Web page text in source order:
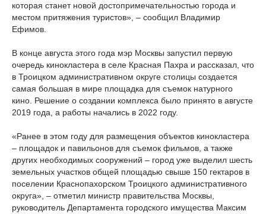
которая станет новой достопримечательностью города и
местом притяжения туристов», – сообщил Владимир
Ефимов.
В конце августа этого года мэр Москвы запустил первую
очередь кинокластера в селе Красная Пахра и рассказал, что
в Троицком административном округе столицы создается
самая большая в мире площадка для съемок натурного
кино. Решение о создании комплекса было принято в августе
2019 года, а работы начались в 2022 году.
«Ранее в этом году для размещения объектов кинокластера
– площадок и павильонов для съемок фильмов, а также
других необходимых сооружений – город уже выделил шесть
земельных участков общей площадью свыше 150 гектаров в
поселении Краснопахорском Троицкого административного
округа», – отметил министр правительства Москвы,
руководитель Департамента городского имущества Максим